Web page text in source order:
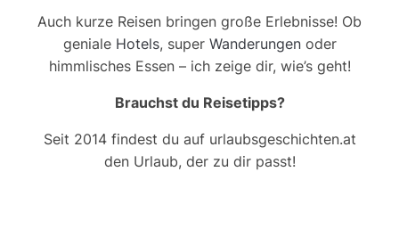
Auch kurze Reisen bringen große Erlebnisse! Ob
geniale Hotels, super Wanderungenoder
himmlisches Essen – ich zeige dir, wie’s geht!
Brauchst du Reisetipps?
Seit 2014 findest du auf urlaubsgeschichten.at
den Urlaub, der zu dir passt!